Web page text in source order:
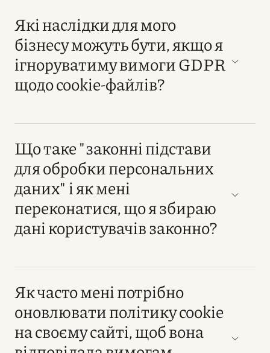
Які наслідки для мого
бізнесу можуть бути, якщо я
ігноруватиму вимоги GDPR
щодо cookie-файлів?
Що таке "законні підстави
для обробки персональних
даних" і як мені
переконатися, що я збираю
дані користувачів законно?
Як часто мені потрібно
оновлювати політику cookie
на своєму сайті, щоб вона